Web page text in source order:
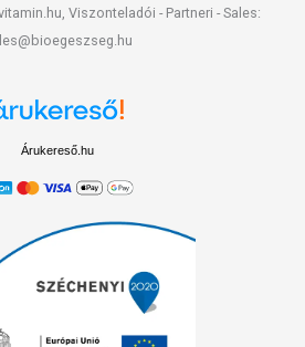
Viszonteladói - Partneri - Sales:
Árukereső.hu